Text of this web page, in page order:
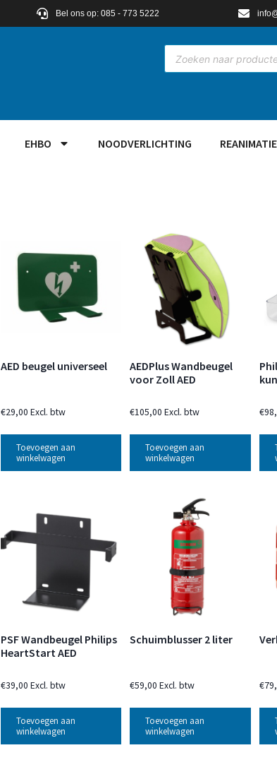
Bel ons op: 085 - 773 5222
EHBO NOODVERLICHTING
AED beugel universeel
€29,00 Excl. btw
Toevoegen aan
winkelwagen
AEDPlus Wandbeugel
voor Zoll AED
€105,00 Excl. btw
Toevoegen aan
winkelwagen
€
PSF Wandbeugel Philips
HeartStart AED
€39,00 Excl. btw
Toevoegen aan
winkelwagen
Schuimblusser 2 liter
€59,00 Excl. btw
Toevoegen aan
winkelwagen
€